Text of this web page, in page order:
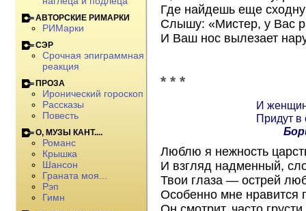
Где найдешь еще
Слышу: «Мистер, у Вас
И Ваш нос вылезает
* * *
И
Придут в
Люблю я нежность
И взгляд надменный,
Твои глаза — острей
Особенно мне нравится
АВТОРСКИЕ РИМАРКИ
РИМарки
СЭР
Срочная эпиграммная
реакция
ПРОЗА
Иронический гороскоп
Рассказы
Повесть
О, МУЗЫ КАНТ....
Романс
Крышка
Шансон
Граната моя...
Рэп
Гимн